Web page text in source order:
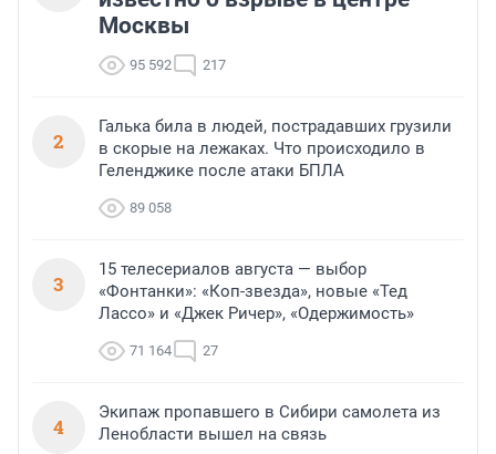
Москвы
95 592 217
2
Галька била в людей, пострадавших грузили
в скорые на лежаках. Что происходило в
Геленджике после атаки БПЛА
89 058
3
15 телесериалов августа — выбор
«Фонтанки»: «Коп-звезда», новые «Тед
Лассо» и «Джек Ричер», «Одержимость»
71 164 27
4
Экипаж пропавшего в Сибири самолета из
Ленобласти вышел на связь